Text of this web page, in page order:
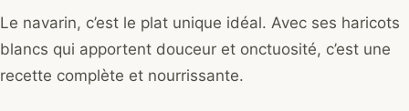
Le navarin, c’est le plat unique idéal. Avec ses haricots
blancs qui apportent douceur et onctuosité, c’est une
recette complète et nourrissante.